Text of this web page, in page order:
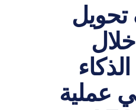
عملية